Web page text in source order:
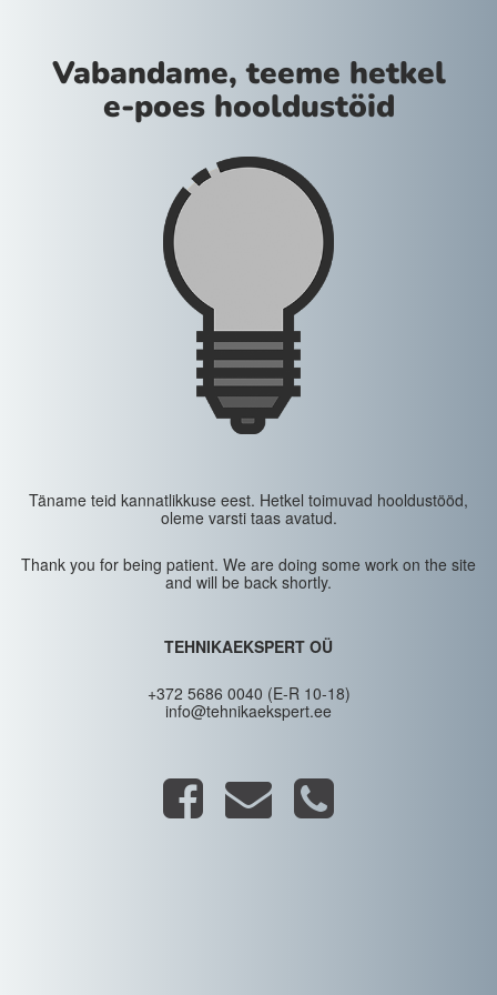
Vabandame, teeme hetkel
e-poes hooldustöid
Täname teid kannatlikkuse eest. Hetkel toimuvad hooldustööd,
oleme varsti taas avatud.
Thank you for being patient. We are doing some work on the site
and will be back shortly.
TEHNIKAEKSPERT OÜ
+372 5686 0040 (E-R 10-18)
info@tehnikaekspert.ee